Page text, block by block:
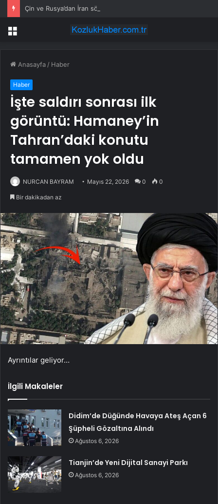
Çin ve Rusya’dan İran sözü: Trump’tan dikkat çeken çıkış
Menü
Anasayfa / Haber
Haber
İşte saldırı sonrası ilk
görüntü: Hamaney’in
Tahran’daki konutu
tamamen yok oldu
NURCAN BAYRAM Mayıs 22, 2026 0 0
Bir dakikadan az
Ayrıntılar geliyor…
İlgili Makaleler
Didim’de Düğünde Havaya Ateş Açan 6
Şüpheli Gözaltına Alındı
Ağustos 6, 2026
Tianjin’de Yeni Dijital Sanayi Parkı
Ağustos 6, 2026